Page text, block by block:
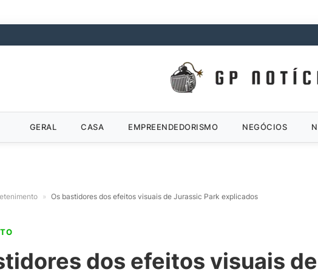
GERAL CASA EMPREENDEDORISMO NEGÓCIOS
» Os bastidores dos efeitos visuais de Jurassic Park explicados
dos efeitos visuais